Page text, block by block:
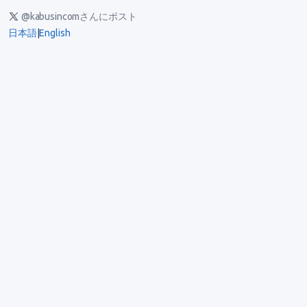
@kabusincomさんにポスト
日本語|English